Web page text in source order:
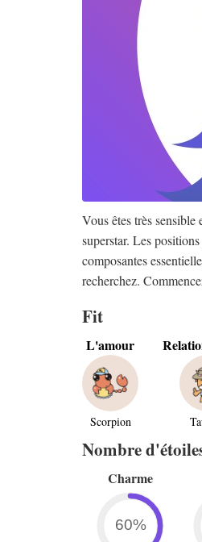
Vous êtes très
superstar. Les
composantes
recherchez.
Fit
L'amour
Scorpion
Nombre
Charme
60%